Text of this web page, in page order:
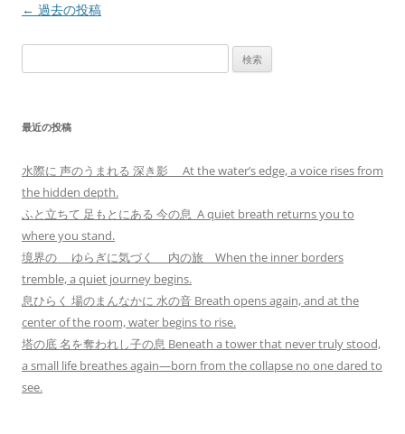
投
ー
シ
ョ
ン
← 過去の投稿
索:
最近の投稿
水際に 声のうまれる 深き影 At the water’s edge, a voice rises from
the hidden depth.
ふと立ちて 足もとにある 今の息 A quiet breath returns you to
where you stand.
境界の ゆらぎに気づく 内の旅 When the inner borders
tremble, a quiet journey begins.
息ひらく 場のまんなかに 水の音 Breath opens again, and at the
center of the room, water begins to rise.
塔の底 名を奪われし子の息 Beneath a tower that never truly stood,
a small life breathes again—born from the collapse no one dared to
see.